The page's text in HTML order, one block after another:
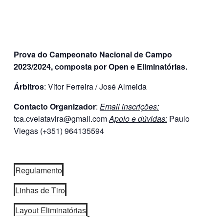
Prova do Campeonato Nacional de Campo
2023/2024, composta por Open e Eliminatórias.
Árbitros: Vitor Ferreira / José Almeida
Contacto Organizador: Email inscrições:
tca.cvelatavira@gmail.comApoio e dúvidas: Paulo
Viegas (+351) 964135594
Regulamento
Linhas de Tiro
Layout Eliminatórias